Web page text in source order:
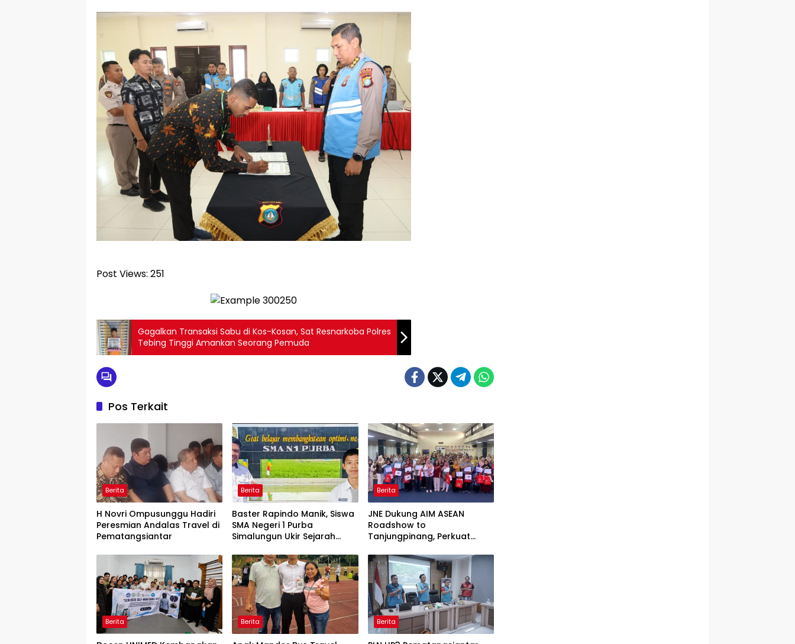
Post Views: 251
Gagalkan Transaksi Sabu di Kos-Kosan, Sat Resnarkoba Polres
Tebing Tinggi Amankan Seorang Pemuda
Pos Terkait
Berita
H Novri Ompusunggu Hadiri
Peresmian Andalas Travel di
Pematangsiantar
Berita
Baster Rapindo Manik, Siswa
SMA Negeri 1 Purba
Simalungun Ukir Sejarah
Berita
JNE Dukung AIM ASEAN
Roadshow to
Tanjungpinang, Perkuat
Pemanfaatan Teknologi AI
Berita Berita Berita